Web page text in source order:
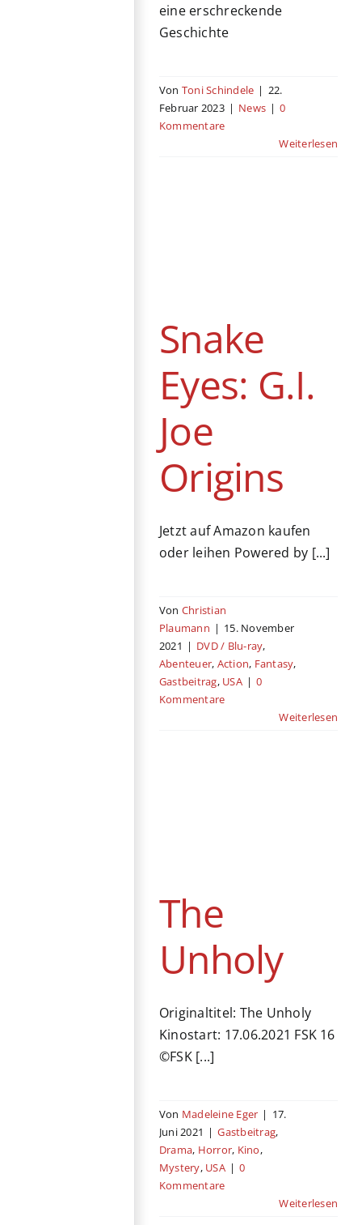
eine erschreckende
Geschichte
Von Toni Schindele | 22.
Februar 2023 | News | 0
Kommentare
Weiterlesen
Snake
Eyes: G.I.
Joe
Origins
Jetzt auf Amazon kaufen
oder leihen Powered by [...]
Von Christian
Plaumann | 15. November
2021 | DVD / Blu-ray,
Abenteuer, Action, Fantasy,
Gastbeitrag, USA | 0
Kommentare
Weiterlesen
The
Unholy
Originaltitel: The Unholy
Kinostart: 17.06.2021 FSK 16
©FSK [...]
Von Madeleine Eger | 17.
Juni 2021 | Gastbeitrag,
Drama, Horror, Kino,
Mystery, USA | 0
Kommentare
Weiterlesen